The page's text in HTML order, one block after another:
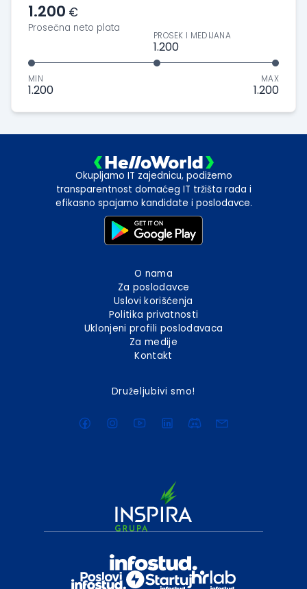
1.200 €
Prosečna neto plata
MIN
1.200
PROSEK I MEDIJANA
1.200
MAX
1.200
Okupljamo IT zajednicu, podižemo
transparentnost domaćeg IT tržišta rada i
efikasno spajamo kandidate i poslodavce.
O nama
Za poslodavce
Uslovi korišćenja
Politika privatnosti
Uklonjeni profili poslodavaca
Za medije
Kontakt
Druželjubivi smo!